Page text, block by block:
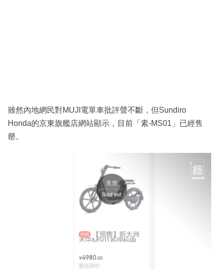
雖然內地網民對MUJI電單車批評聲不斷，但Sundiro
Honda的京東旗艦店網站顯示，目前「素-MS01」已經售
罄。